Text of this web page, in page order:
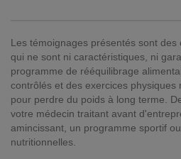
Les témoignages présentés sont des
qui ne sont ni caractéristiques, ni
programme de rééquilibrage
contrôlés et des exercices physiques
pour perdre du poids à long terme.
votre médecin traitant avant
amincissant, un programme sportif
nutritionnelles.